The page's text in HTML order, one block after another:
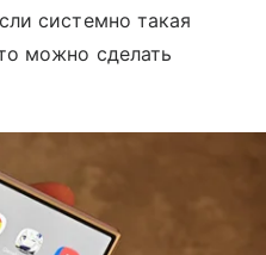
системно такая
можно сделать